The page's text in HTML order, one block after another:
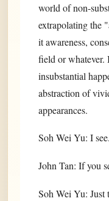
world of non-
extrapolating the
it awareness,
field or
insubstantial
abstraction of
appearances.
Soh Wei Yu: I
John Tan: If you
Soh Wei Yu: